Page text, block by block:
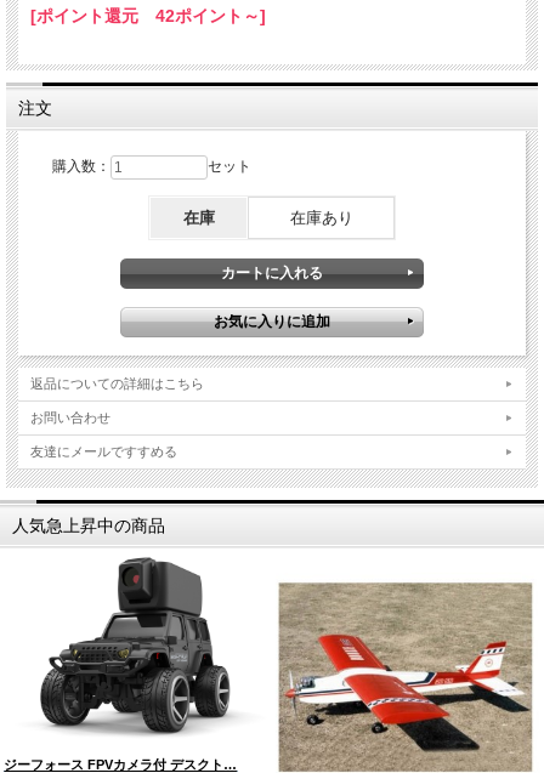
対象年齢：14才以上
製作目安時間：3.5時間
パッケージサイズ：276.5x66x210mm
ピース数：157Pcs
使用電源：単4電池2本（別売り）
[ポイント還元 42ポイント～]
注文
購入数： セット
在庫 在庫あり
返品についての詳細はこちら
お問い合わせ
友達にメールですすめる
人気急上昇中の商品
ジーフォース FPVカメラ付 デスクト…